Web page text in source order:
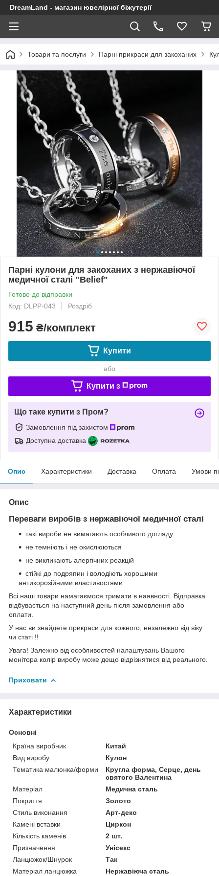
DreamLand - магазин ювелірної біжутерії
Товари та послуги Парні прикраси для закоханих
Парні кулони для закоханих з нержавіючої
медичної сталі "Belief"
Готово до відправки
Код: DLPP-043
Роздріб
915 ₴/комплект
Купити
або
Купити з
Що таке купити з Пром?
Замовлення під захистом
Доступна доставка
Опис Характеристики Доставка Оплата Умови
Опис
Переваги виробів з нержавіючої медичної сталі
такі вироби не вимагають особливого догляду
не темніють і не окислюються
не викликають алергічних реакцій
стійкі до подряпин і володіють хорошими
антикорозійними властивостями
Всі наші товари намагаємося тримати в наявності. Відправка
відбувається на наступний день після замовлення або
оплати.
У нас ви знайдете прикраси для кожного, незалежно від віку
чи статі !!
Увага! Залежно від особливостей налаштувань Вашого
монітора колір виробу може дещо відрізнятися від реального.
Приховати
Характеристики
Основні
Країна виробник
Китай
Вид виробу
Кулон
Тематика малюнка/форми
Кругла форма, Серце, день
святого Валентина
Матеріал
Медична сталь
Покриття
Золото
Стиль виконання
Арт-деко
Камені вставки
Циркон
Кількість каменів
2 шт.
Призначення
Унісекс
Ланцюжок/Шнурок
Так
Матеріал ланцюжка
Нержавіюча сталь